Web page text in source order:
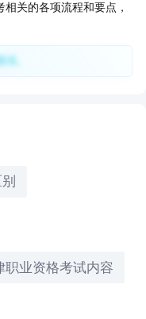
相关的各项流程和要点，
。
职业资格考试内容